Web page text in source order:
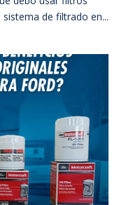
de filtrado en...